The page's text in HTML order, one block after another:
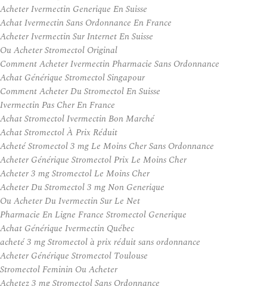
Acheter Ivermectin Generique En Suisse
Achat Ivermectin Sans Ordonnance En France
Acheter Ivermectin Sur Internet En Suisse
Ou Acheter Stromectol Original
Comment Acheter Ivermectin Pharmacie Sans Ordonnance
Achat Générique Stromectol Singapour
Comment Acheter Du Stromectol En Suisse
Ivermectin Pas Cher En France
Achat Stromectol Ivermectin Bon Marché
Achat Stromectol À Prix Réduit
Acheté Stromectol 3 mg Le Moins Cher Sans Ordonnance
Acheter Générique Stromectol Prix Le Moins Cher
Acheter 3 mg Stromectol Le Moins Cher
Acheter Du Stromectol 3 mg Non Generique
Ou Acheter Du Ivermectin Sur Le Net
Pharmacie En Ligne France Stromectol Generique
Achat Générique Ivermectin Québec
acheté 3 mg Stromectol à prix réduit sans ordonnance
Acheter Générique Stromectol Toulouse
Stromectol Feminin Ou Acheter